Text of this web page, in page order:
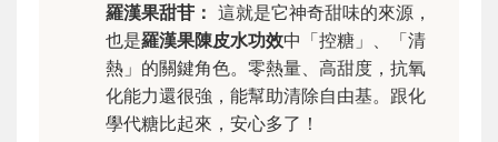
羅漢果甜苷： 這就是它神奇甜味的來源，
也是羅漢果陳皮水功效中「控糖」、「清
熱」的關鍵角色。零熱量、高甜度，抗氧
化能力還很強，能幫助清除自由基。跟化
學代糖比起來，安心多了！